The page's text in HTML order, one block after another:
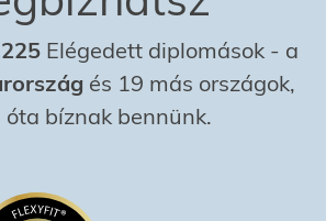
Elégedett diplomások- a
és 19 más országok,
óta bíznak bennünk.